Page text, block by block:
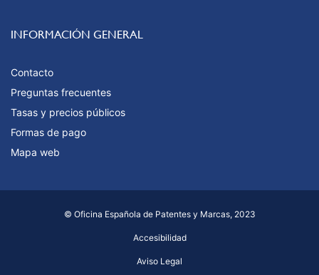
INFORMACIÓN GENERAL
Contacto
Preguntas frecuentes
Tasas y precios públicos
Formas de pago
Mapa web
© Oficina Española de Patentes y Marcas, 2023
Accesibilidad
Aviso Legal